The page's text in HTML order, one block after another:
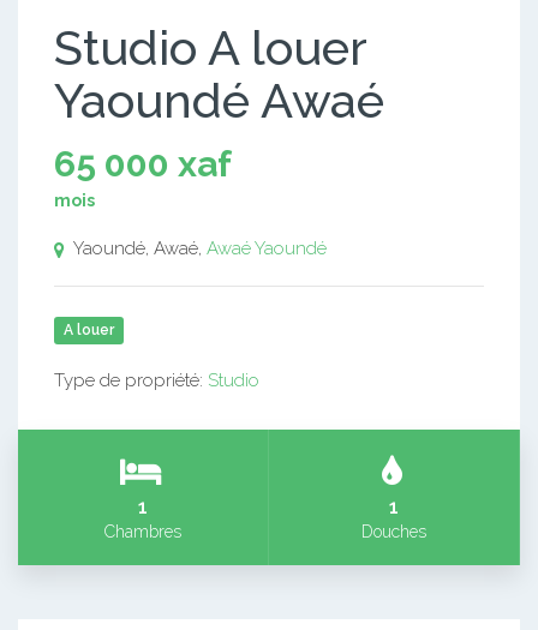
Studio A louer
Yaoundé Awaé
65 000 xaf
mois
Yaoundé, Awaé, AwaéYaoundé
A louer
Type de propriété: Studio
1
Chambres
1
Douches